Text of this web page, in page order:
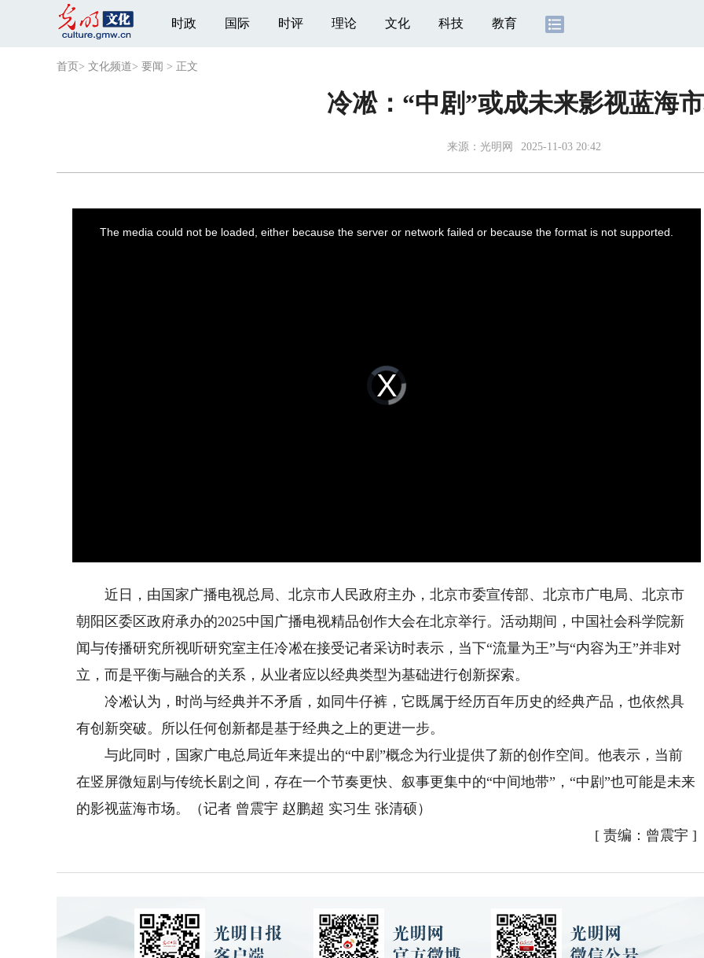
时政 国际 时评 理论 文化 科技 教育
首页 > 文化频道> 要闻 > 正文
冷凇：“中剧”或成未来影视蓝海
来源： 光明网 2025-11-03 20:42
Video
Player
loading.
The media could not be loaded, either because the server or network failed or because the format is not supported.
近日，由国家广播电视总局、北京市人民政府主办，北京市委宣传部、北京市广电局、北京市
朝阳区委区政府承办的2025中国广播电视精品创作大会在北京举行。活动期间，中国社会科学院新
闻与传播研究所视听研究室主任冷凇在接受记者采访时表示，当下“流量为王”与“内容为王”并非对
立，而是平衡与融合的关系，从业者应以经典类型为基础进行创新探索。
冷凇认为，时尚与经典并不矛盾，如同牛仔裤，它既属于经历百年历史的经典产品，也依然具
有创新突破。所以任何创新都是基于经典之上的更进一步。
与此同时，国家广电总局近年来提出的“中剧”概念为行业提供了新的创作空间。他表示，当前
在竖屏微短剧与传统长剧之间，存在一个节奏更快、叙事更集中的“中间地带”，“中剧”也可能是未来
的影视蓝海市场。（记者 曾震宇 赵鹏超 实习生 张清硕）
[ 责编：曾震宇 ]